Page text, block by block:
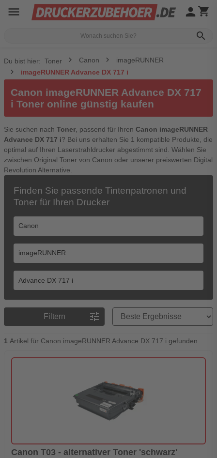
menu
search
person shopping_cart
Du bist hier: Toner Canon
imageRUNNER
imageRUNNER Advance DX 717 i
Canon imageRUNNER Advance DX 717
i Toner online günstig kaufen
Sie suchen nach Toner, passend für Ihren Canon imageRUNNER
Advance DX 717 i? Bei uns erhalten Sie 1 kompatible Produkte, die
optimal auf Ihren Laserstrahldrucker abgestimmt sind. Wählen Sie
zwischen Original Toner von Canon oder unserer preiswerten Digital
Revolution Alternative.
Finden Sie passende Tintenpatronen und
Toner für Ihren Drucker
Filtern tune
Preisreihenfolge
1 Artikel für Canon imageRUNNER Advance DX 717 i gefunden
Canon T03 - alternativer Toner 'schwarz'